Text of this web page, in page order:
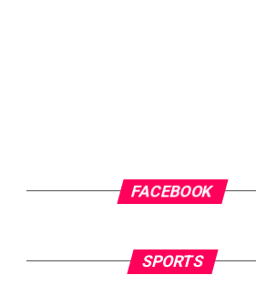
FACEBOOK
SPORTS